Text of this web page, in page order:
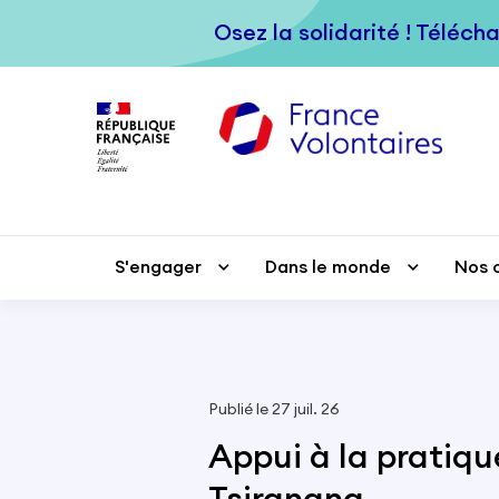
Osez la solidarité !
S'engager Dans le monde Nos
Osez la solidarité !
S'engager Dans le monde Nos
Publié le 27 juil. 26
Appui à la